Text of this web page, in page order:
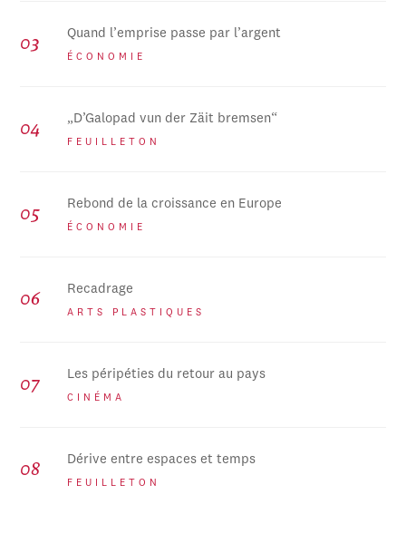
Quand l’emprise passe par l’argent
ÉCONOMIE
„D’Galopad vun der Zäit bremsen“
FEUILLETON
Rebond de la croissance en Europe
ÉCONOMIE
Recadrage
ARTS PLASTIQUES
Les péripéties du retour au pays
CINÉMA
Dérive entre espaces et temps
FEUILLETON